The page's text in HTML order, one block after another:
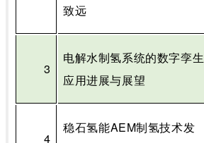
致远
3
电解水制氢系统的数字孪生
应用进展与展望
4
稳石氢能AEM制氢技术发